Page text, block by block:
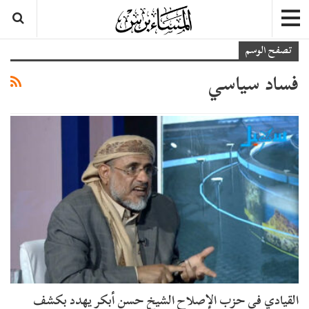
تصفح الوسم
فساد سياسي
القيادي في حزب الإصلاح الشيخ حسن أبكر يهدد بكشف